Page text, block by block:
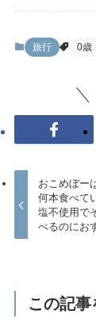
旅行 0歳
おこめぼー
何本食べて
塩不使用で
べるのにお
この記事